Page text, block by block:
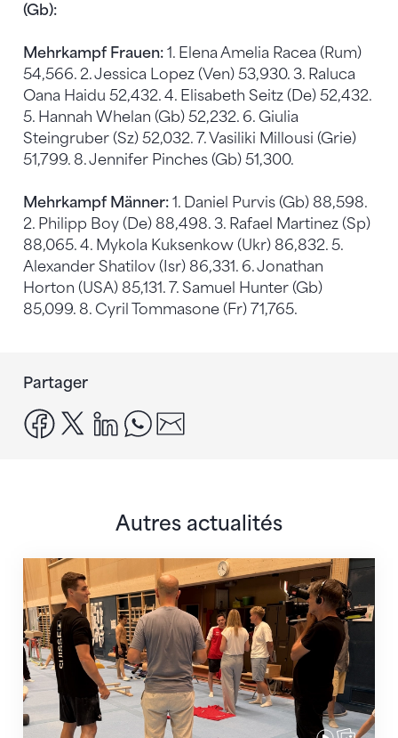
(Gb):
Mehrkampf Frauen: 1. Elena Amelia Racea (Rum)
54,566. 2. Jessica Lopez (Ven) 53,930. 3. Raluca
Oana Haidu 52,432. 4. Elisabeth Seitz (De) 52,432.
5. Hannah Whelan (Gb) 52,232. 6. Giulia
Steingruber (Sz) 52,032. 7. Vasiliki Millousi (Grie)
51,799. 8. Jennifer Pinches (Gb) 51,300.
Mehrkampf Männer: 1. Daniel Purvis (Gb) 88,598.
2. Philipp Boy (De) 88,498. 3. Rafael Martinez (Sp)
88,065. 4. Mykola Kuksenkow (Ukr) 86,832. 5.
Alexander Shatilov (Isr) 86,331. 6. Jonathan
Horton (USA) 85,131. 7. Samuel Hunter (Gb)
85,099. 8. Cyril Tommasone (Fr) 71,765.
Partager
facebook
x linkedinwhatsapp
Autres actualités
En route pour Zagreb avec des objectifs clairs